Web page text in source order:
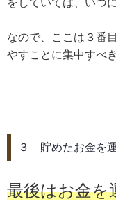
なので、ここは３番
やすことに集中すべ
３ 貯めたお金を
最後はお金を